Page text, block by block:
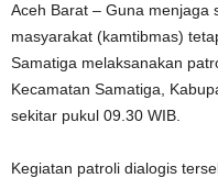
Aceh Barat – Guna menjaga
masyarakat (kamtibmas)
Samatiga melaksanakan
Kecamatan Samatiga,
sekitar pukul 09.30 WIB.
Kegiatan patroli dialogis